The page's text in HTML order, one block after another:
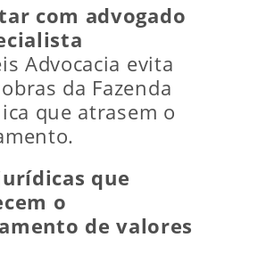
com advogado
Advocacia evita
da Fazenda
que atrasem o
que
o
de valores